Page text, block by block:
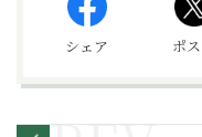
シェア ポ